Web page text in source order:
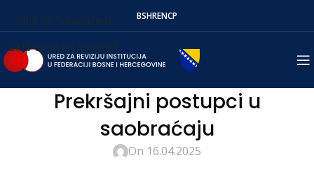
Skip to navigation
Skip to main content
BSHRENСР
Prekršajni postupci u
saobraćaju
On 16.04.2025